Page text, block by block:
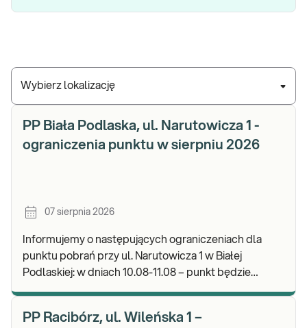
Wybierz lokalizację
PP Biała Podlaska, ul. Narutowicza 1 -
ograniczenia punktu w sierpniu 2026
07 sierpnia 2026
Informujemy o następujących ograniczeniach dla
punktu pobrań przy ul. Narutowicza 1 w Białej
Podlaskiej: w dniach 10.08-11.08 – punkt będzie
PP Racibórz, ul. Wileńska 1 –